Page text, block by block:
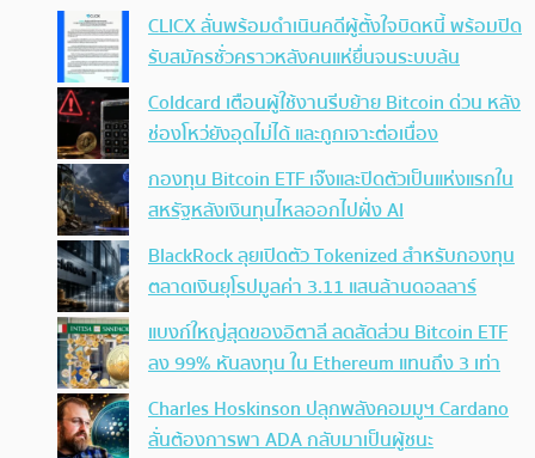
CLICX ลั่นพร้อมดำเนินคดีผู้ตั้งใจบิดหนี้ พร้อมปิด
รับสมัครชั่วคราวหลังคนแห่ยื่นจนระบบล้น
Coldcard เตือนผู้ใช้งานรีบย้าย Bitcoin ด่วน หลัง
ช่องโหว่ยังอุดไม่ได้ และถูกเจาะต่อเนื่อง
กองทุน Bitcoin ETF เจ๊งและปิดตัวเป็นแห่งแรกใน
สหรัฐหลังเงินทุนไหลออกไปฝั่ง AI
BlackRock ลุยเปิดตัว Tokenized สำหรับกองทุน
ตลาดเงินยุโรปมูลค่า 3.11 แสนล้านดอลลาร์
แบงก์ใหญ่สุดของอิตาลี ลดสัดส่วน Bitcoin ETF
ลง 99% หันลงทุน ใน Ethereum แทนถึง 3 เท่า
Charles Hoskinson ปลุกพลังคอมมูฯ Cardano
ลั่นต้องการพา ADA กลับมาเป็นผู้ชนะ